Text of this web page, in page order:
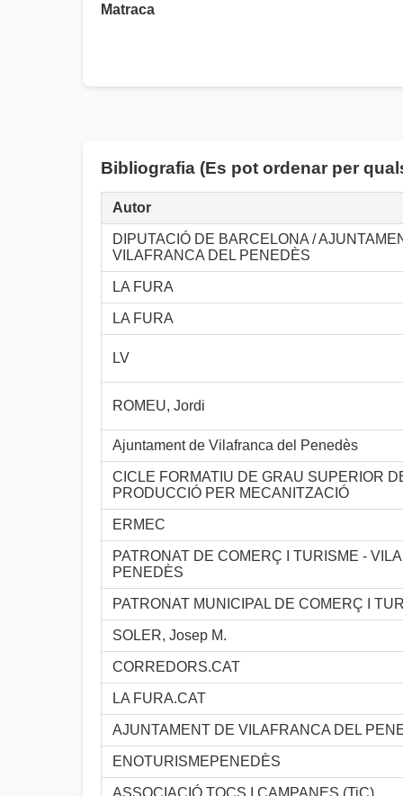
Matraca
Bibliografia (Es pot ordenar per
Autor
DIPUTACIÓ DE BARCELONA /
VILAFRANCA DEL PENEDÈS
LA FURA
LA FURA
LV
ROMEU, Jordi
Ajuntament de Vilafranca del Penedès
CICLE FORMATIU DE GRAU SUPERIOR
PRODUCCIÓ PER MECANITZACIÓ
ERMEC
PATRONAT DE COMERÇ I TURISME -
PENEDÈS
PATRONAT MUNICIPAL DE COMERÇ I
SOLER, Josep M.
CORREDORS.CAT
LA FURA.CAT
AJUNTAMENT DE VILAFRANCA DEL
ENOTURISMEPENEDÈS
ASSOCIACIÓ TOCS I CAMPANES (TiC)